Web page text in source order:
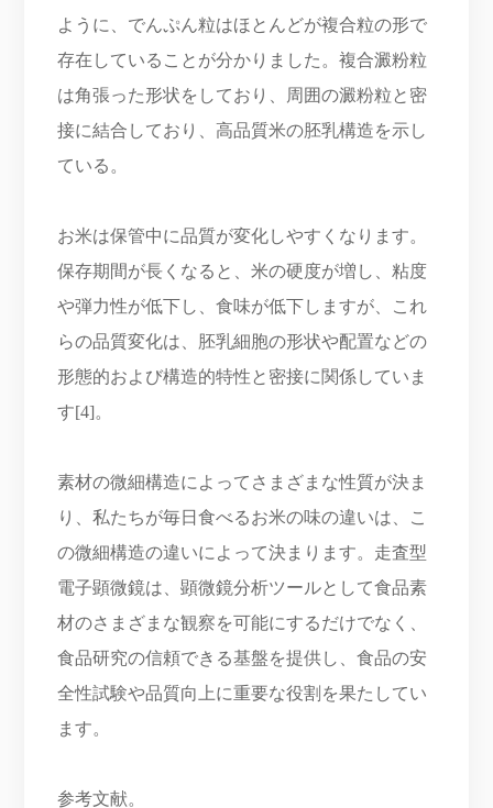
ように、でんぷん粒はほとんどが複合粒の形で
存在していることが分かりました。複合澱粉粒
は角張った形状をしており、周囲の澱粉粒と密
接に結合しており、高品質米の胚乳構造を示し
ている。
お米は保管中に品質が変化しやすくなります。
保存期間が長くなると、米の硬度が増し、粘度
や弾力性が低下し、食味が低下しますが、これ
らの品質変化は、胚乳細胞の形状や配置などの
形態的および構造的特性と密接に関係していま
す[4]。
素材の微細構造によってさまざまな性質が決ま
り、私たちが毎日食べるお米の味の違いは、こ
の微細構造の違いによって決まります。走査型
電子顕微鏡は、顕微鏡分析ツールとして食品素
材のさまざまな観察を可能にするだけでなく、
食品研究の信頼できる基盤を提供し、食品の安
全性試験や品質向上に重要な役割を果たしてい
ます。
参考文献。